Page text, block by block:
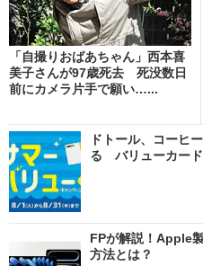
「自撮りおばあちゃん」西本喜
美子さんが97歳死去 死没数日
前にカメラ片手で願い…...
ドトール、コーヒ
る バリューカード
FPが解説！Apple
方法とは？